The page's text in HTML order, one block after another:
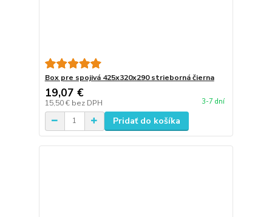
Box pre spojivá 425x320x290 strieborná čierna
19,07 €
15,50 € bez DPH 3-7 dní
Pridať do košíka